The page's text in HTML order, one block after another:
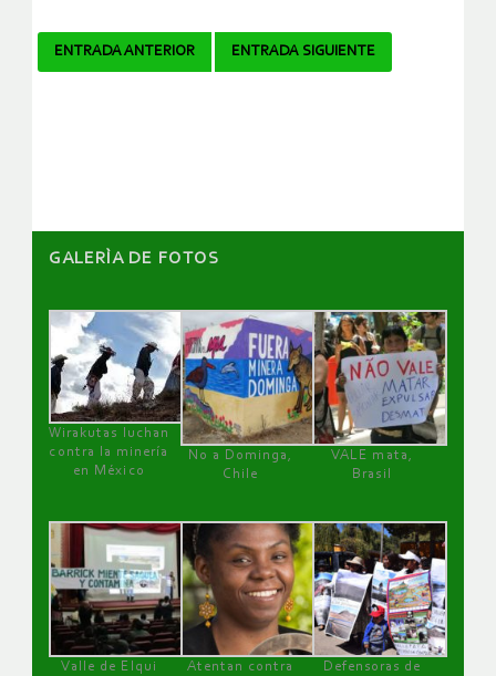
Navegador
ENTRADA ANTERIOR ENTRADA SIGUIENTE
GALERÌA DE FOTOS
Wirakutas luchan
contra la minería
en México
No a Dominga,
Chile
VALE mata,
Brasil
Valle de Elqui
Atentan contra
Defensoras de